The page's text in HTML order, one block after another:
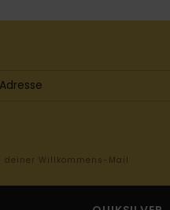
Willkommens-Mail